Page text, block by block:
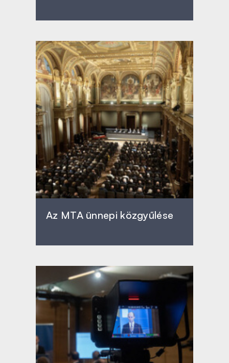
Az MTA ünnepi közgyűlése